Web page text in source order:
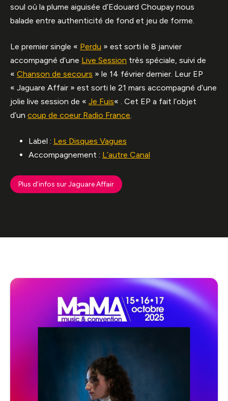
soul où la plume aiguisée d’Edouard Choupay nous
balade entre authenticité de fond et jeu de forme.
Le premier single « Perdu » est sorti le 8 janvier
accompagné d’une Live Session très spéciale, suivi de
« Chanson de secours » le 14 février dernier. Leur EP
« Jaguare Affair » est sorti le 21 mars accompagné d’une
jolie live session de « Je Fuis« . Cet EP a fait l’objet
d’un coup de coeur Radio France.
Label : Les Disques Vagues
Accompagnement : L’autre Canal
Plus d’infos sur Jaguare Affair